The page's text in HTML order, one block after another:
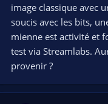
image classique avec
soucis avec les bits,
mienne est activité et
test via Streamlabs.
provenir ?